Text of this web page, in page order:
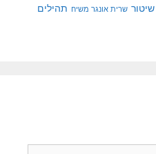
שיטור שרית אונגר משיח תהילים